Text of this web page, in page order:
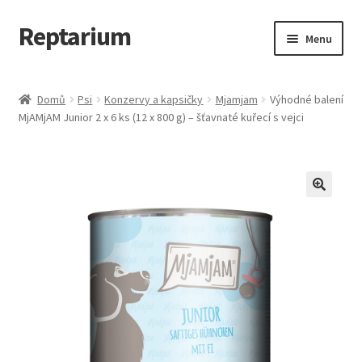
Přeskočit
na
Přejít
k
webu
Reptarium Menu
Košík
Domů Psi Konzervy a kapsičky Mjamjam
Výhodné balení
MjAMjAM Junior 2 x 6 ks (12 x 800 g) – šťavnaté kuřecí s vejci